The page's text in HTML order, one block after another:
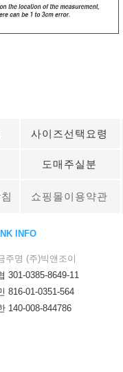
사이즈선택요령
도매주실분
쇼핑몰이용약관
INFO
주명 (주)빅앤조이
301-0385-8649-11
816-01-0351-564
140-008-844786